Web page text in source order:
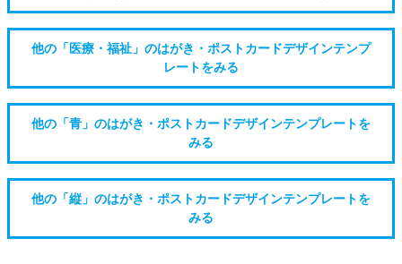
他の「医療・福祉」のはがき・ポストカードデザインテンプ
レートをみる
他の「青」のはがき・ポストカードデザインテンプレートを
みる
他の「縦」のはがき・ポストカードデザインテンプレートを
みる